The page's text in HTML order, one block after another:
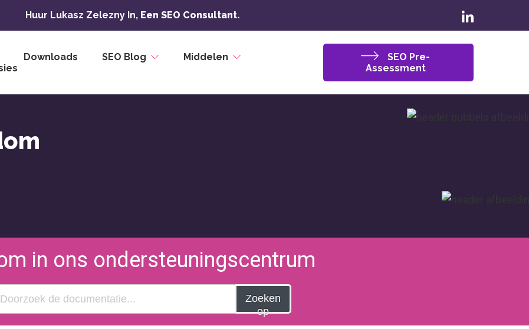
Huur Lukasz Zelezny In, Een SEO Consultant.
Downloads SEO Blog
Middelen
SEO Pre-
Assessment
in ons ondersteuningscentrum
Zoeken
op